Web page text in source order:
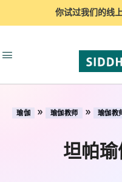
你试过我们的线
瑜伽 » 瑜伽教师 » 瑜伽教
坦帕瑜